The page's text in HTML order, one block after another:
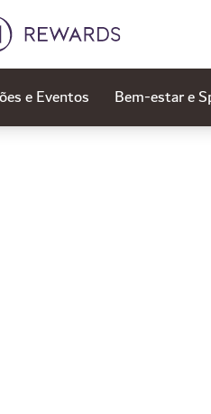
e Eventos Bem-estar e